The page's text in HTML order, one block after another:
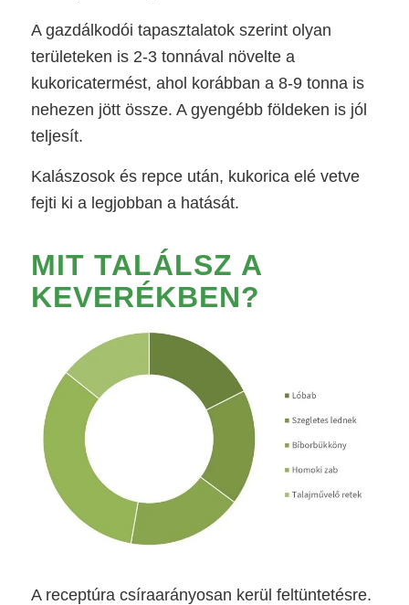
A gazdálkodói tapasztalatok szerint olyan
területeken is 2-3 tonnával növelte a
kukoricatermést, ahol korábban a 8-9 tonna is
nehezen jött össze. A gyengébb földeken is jól
teljesít.
Kalászosok és repce után, kukorica elé vetve
fejti ki a legjobban a hatását.
MIT TALÁLSZ A
KEVERÉKBEN?
A receptúra csíraarányosan kerül feltüntetésre.